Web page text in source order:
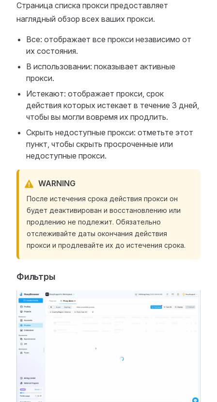
Страница списка прокси предоставляет
наглядный обзор всех ваших прокси.
Все: отображает все прокси независимо от
их состояния.
В использовании: показывает активные
прокси.
Истекают: отображает прокси, срок
действия которых истекает в течение 3 дней,
чтобы вы могли вовремя их продлить.
Скрыть недоступные прокси: отметьте этот
пункт, чтобы скрыть просроченные или
недоступные прокси.
WARNING
После истечения срока действия прокси он
будет деактивирован и восстановлению или
продлению не подлежит. Обязательно
отслеживайте даты окончания действия
прокси и продлевайте их до истечения срока.
Фильтры